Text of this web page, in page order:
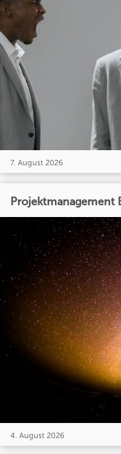
7. August 2026
Projektmanagement
4. August 2026